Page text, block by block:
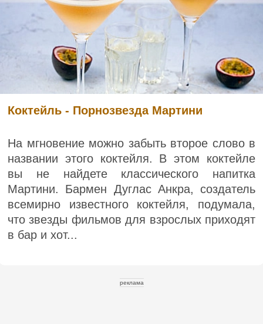
Коктейль - Порнозвезда Мартини
На мгновение можно забыть второе слово в
названии этого коктейля. В этом коктейле
вы не найдете классического напитка
Мартини. Бармен Дуглас Анкра, создатель
всемирно известного коктейля, подумала,
что звезды фильмов для взрослых приходят
в бар и хот...
реклама